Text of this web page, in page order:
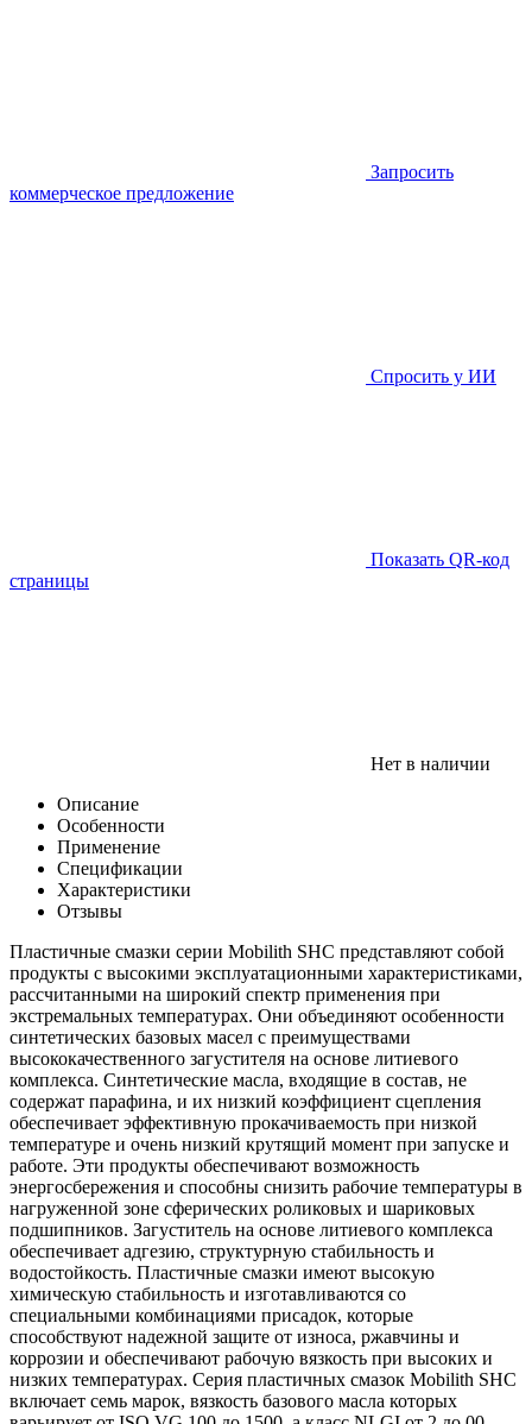
Запросить
коммерческое предложение
Спросить у ИИ
Показать QR-код
страницы
Нет в наличии
Описание
Особенности
Применение
Спецификации
Характеристики
Отзывы
Пластичные смазки серии Mobilith SHC представляют собой
продукты с высокими эксплуатационными характеристиками,
рассчитанными на широкий спектр применения при
экстремальных температурах. Они объединяют особенности
синтетических базовых масел с преимуществами
высококачественного загустителя на основе литиевого
комплекса. Синтетические масла, входящие в состав, не
содержат парафина, и их низкий коэффициент сцепления
обеспечивает эффективную прокачиваемость при низкой
температуре и очень низкий крутящий момент при запуске и
работе. Эти продукты обеспечивают возможность
энергосбережения и способны снизить рабочие температуры в
нагруженной зоне сферических роликовых и шариковых
подшипников. Загуститель на основе литиевого комплекса
обеспечивает адгезию, структурную стабильность и
водостойкость. Пластичные смазки имеют высокую
химическую стабильность и изготавливаются со
специальными комбинациями присадок, которые
способствуют надежной защите от износа, ржавчины и
коррозии и обеспечивают рабочую вязкость при высоких и
низких температурах. Серия пластичных смазок Mobilith SHC
включает семь марок, вязкость базового масла которых